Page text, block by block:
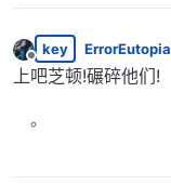
离线
key ErrorEutopia
上吧芝顿!碾碎他们!